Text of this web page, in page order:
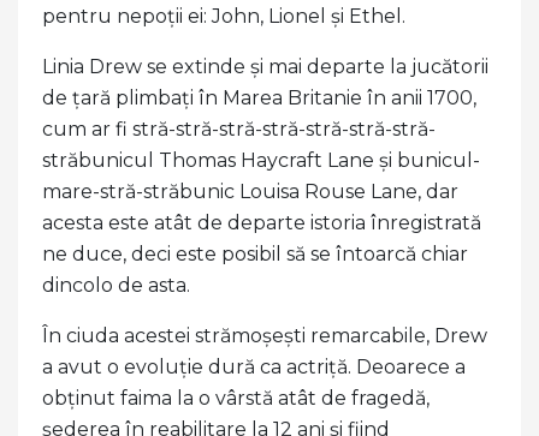
pentru nepoții ei: John, Lionel și Ethel.
Linia Drew se extinde și mai departe la jucătorii
de țară plimbați în Marea Britanie în anii 1700,
cum ar fi stră-stră-stră-stră-stră-stră-stră-
străbunicul Thomas Haycraft Lane și bunicul-
mare-stră-străbunic Louisa Rouse Lane, dar
acesta este atât de departe istoria înregistrată
ne duce, deci este posibil să se întoarcă chiar
dincolo de asta.
În ciuda acestei strămoșești remarcabile, Drew
a avut o evoluție dură ca actriță. Deoarece a
obținut faima la o vârstă atât de fragedă,
șederea în reabilitare la 12 ani și fiind